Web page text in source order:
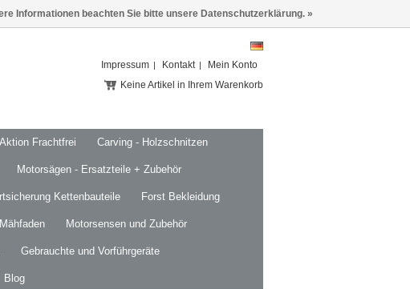
Impressum Kontakt
Mein Konto
Keine Artikel in Ihrem Warenkorb
Aktion Frachtfrei Carving - Holzschnitzen
Motorsägen - Ersatzteile + Zubehör
Kettenbauteile Forst Bekleidung
Mähfaden Motorsensen und Zubehör
Gebrauchte und Vorführgeräte
Blog
Informationen beachten Sie bitte unsere Datenschutzerklärung. »